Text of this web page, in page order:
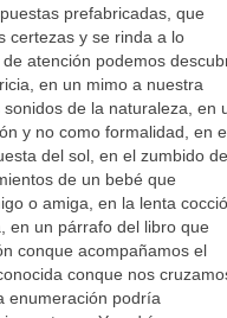
prefabricadas, que
certezas y se rinda a lo
atención podemos
en un mimo a nuestra
de la naturaleza, en
y no como formalidad, en
del sol, en el zumbido de
de un bebé que
o amiga, en la lenta
en un párrafo del libro que
conque acompañamos el
conque nos
enumeración podría